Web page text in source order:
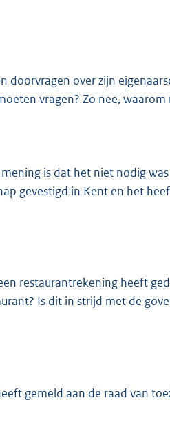
over zijn
vragen? Zo nee, waarom
is dat het niet nodig
gevestigd in Kent en het
restaurantrekening heeft
Is dit in strijd met de
gemeld aan de raad van